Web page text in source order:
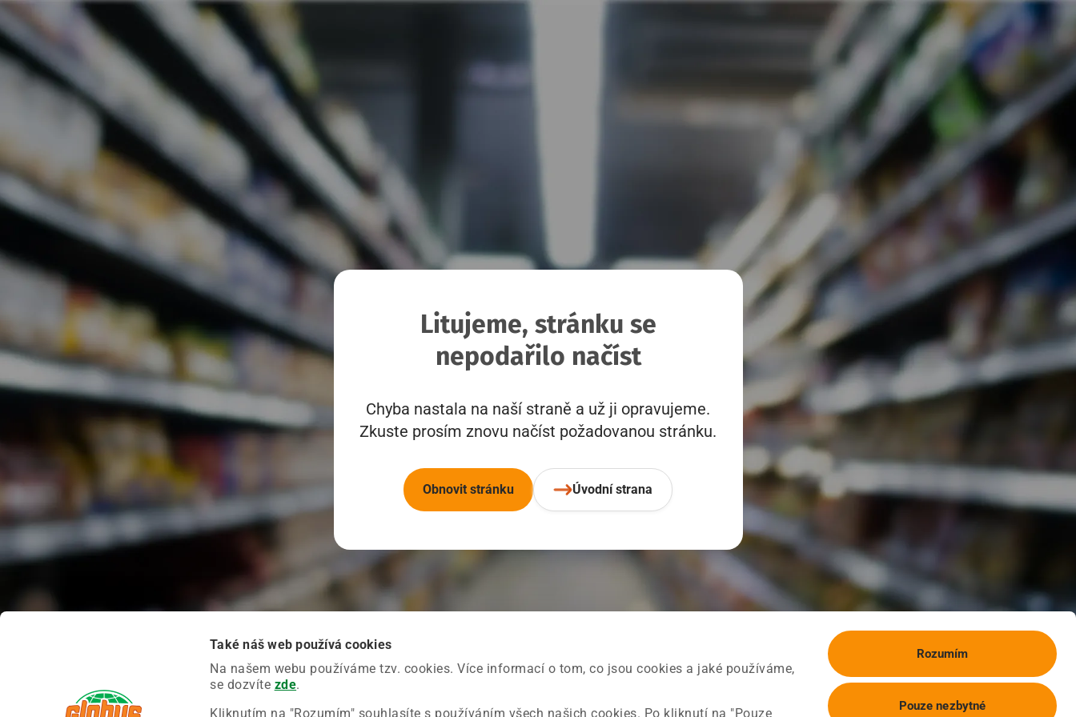
Také náš web používá cookies
Na našem webu používáme tzv. cookies. Více informací o tom, co jsou cookies a jaké používáme,
se dozvíte zde.
Kliknutím na "Rozumím" souhlasíte s používáním všech našich cookies. Po kliknutí na "Pouze
Rozumím
Pouze nezbytné
Litujeme, stránku se
nepodařilo načíst
Chyba nastala na naší straně a už ji opravujeme.
Zkuste prosím znovu načíst požadovanou stránku.
Obnovit stránku Úvodní strana